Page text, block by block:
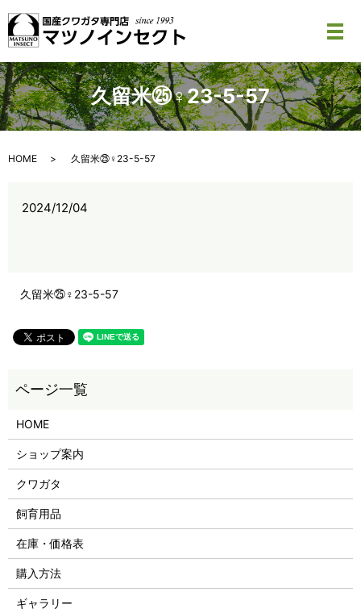
メ
久留米㉕♀23-5-57
HOME 久留米㉕♀23-5-57
2024/12/04
久留米㉕♀23-5-57
HOME
ショップ案内
クワガタ
飼育用品
在庫・価格表
購入方法
ギャラリー